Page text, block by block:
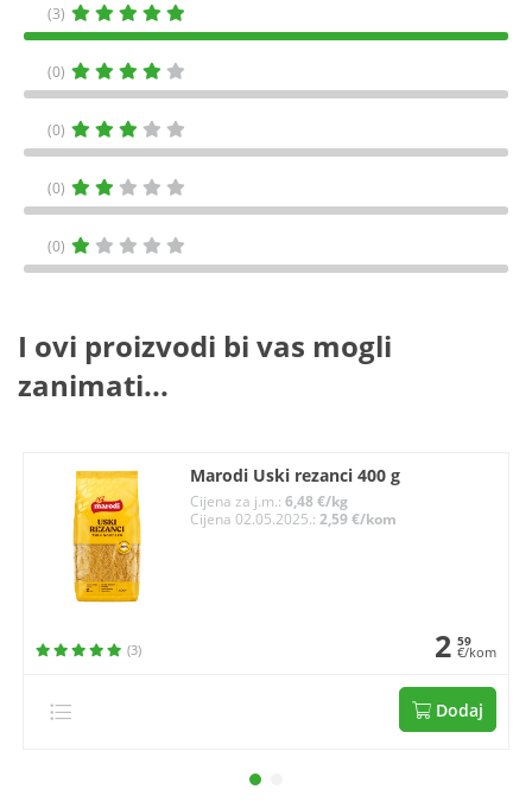
(3)
(0)
(0)
(0)
(0)
I ovi proizvodi bi vas mogli
zanimati...
Marodi Uski rezanci 400 g
Cijena za j.m.:6,48 €/kg
Cijena 02.05.2025.:2,59 €/kom
(3) 2 59
€/kom
Dodaj